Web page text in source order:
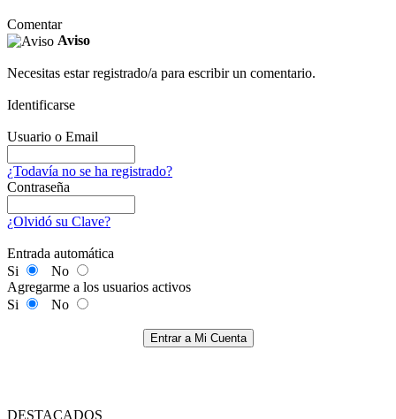
Comentar
Aviso
Necesitas estar registrado/a para escribir un comentario.
Identificarse
Usuario o Email
¿Todavía no se ha registrado?
Contraseña
¿Olvidó su Clave?
Entrada automática
Si
No
Agregarme a los usuarios activos
Si
No
Entrar a Mi Cuenta
DESTACADOS